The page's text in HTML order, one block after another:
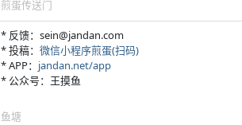
煎蛋传送门
* 反馈：sein@jandan.com
* 投稿： 微信小程序煎蛋(扫码)
* APP： jandan.net/app
* 公众号：王摸鱼
鱼塘